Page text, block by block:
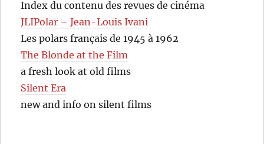
Index du contenu des revues de cinéma
JLIPolar – Jean-Louis Ivani
Les polars français de 1945 à 1962
The Blonde at the Film
a fresh look at old films
Silent Era
new and info on silent films